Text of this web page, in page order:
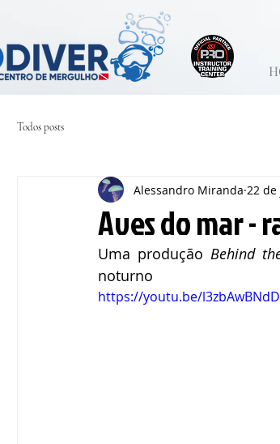
Todos posts
Aves do mar -
Alessandro Miranda 22
Uma produção Behind
noturno
https://youtu.be/